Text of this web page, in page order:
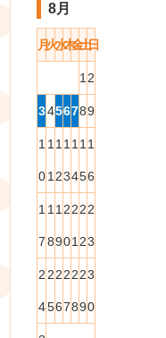
8月
月火水木金土日
1 2
3456789
1
0
1
1
1
2
1
3
1
4
1
5
1
6
1
7
1
8
1
9
2
0
2
1
2
2
2
3
2
4
2
5
2
6
2
7
2
8
2
9
3
0